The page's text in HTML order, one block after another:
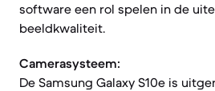
software een rol spelen in de
beeldkwaliteit.
Camerasysteem:
De Samsung Galaxy S10e is